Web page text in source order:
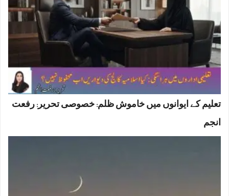
تعلیم کے ایوانوں میں خاموش ظلم: خصوصی تحریر: رفعت
انجم